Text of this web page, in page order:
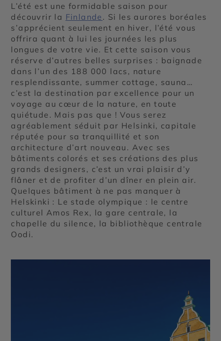
L’été est une formidable saison pour
découvrir la Finlande . Si les aurores boréales
s’apprécient seulement en hiver, l’été vous
offrira quant à lui les journées les plus
longues de votre vie. Et cette saison vous
réserve d’autres belles surprises : baignade
dans l’un des 188 000 lacs, nature
resplendissante, summer cottage, sauna…
c’est la destination par excellence pour un
voyage au cœur de la nature, en toute
quiétude. Mais pas que ! Vous serez
agréablement séduit par Helsinki, capitale
réputée pour sa tranquillité et son
architecture d’art nouveau. Avec ses
bâtiments colorés et ses créations des plus
grands designers, c’est un vrai plaisir d’y
flâner et de profiter d’un dîner en plein air.
Quelques bâtiment à ne pas manquer à
Helskinki : Le stade olympique : le centre
culturel Amos Rex, la gare centrale, la
chapelle du silence, la bibliothèque centrale
Oodi.